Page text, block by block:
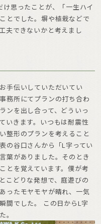
思ったことが、「一生ハイ
とでした。塀や植栽などで
夫できないかと考えまし
手伝いしていただいてい
務所にてプランの打ち合わ
ンを出し合って、どういっ
いきます。いつもは耐震性
整形のプランを考えること
の谷口さんから「L字ってい
葉がありました。そのとき
とを覚えています。僕が考
どりな発想で、庭遊びの
ったモヤモヤが晴れ、一気
間でした。 この日からL字
。